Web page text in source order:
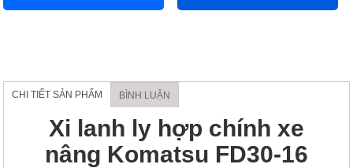
CHI TIẾT SẢN PHẨM BÌNH LUẬN
Xi lanh ly hợp chính xe
nâng Komatsu FD30-16